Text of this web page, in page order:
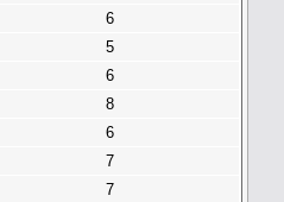
6
5
6
8
6
7
7